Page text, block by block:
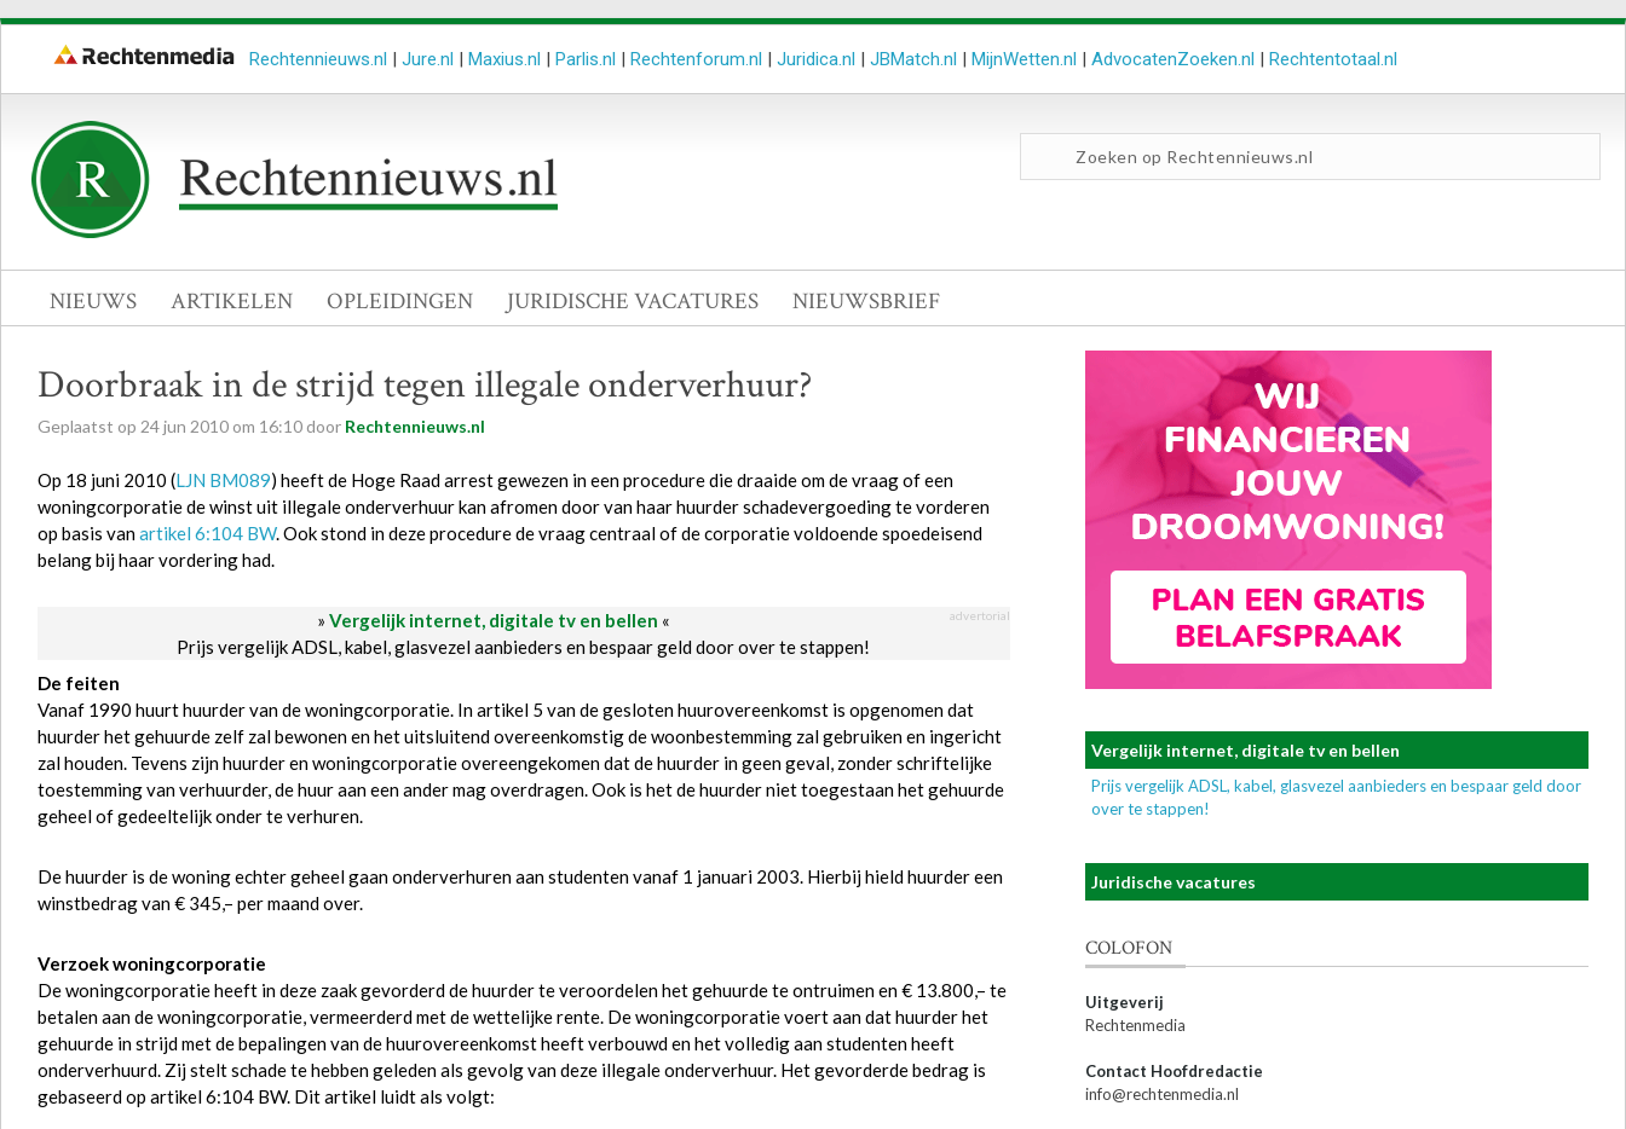
Rechtennieuws.nl | Jure.nl | Maxius.nl | Parlis.nl | Rechtenforum.nl | Juridica.nl | JBMatch.nl | MijnWetten.nl | AdvocatenZoeken.nl | Rechtentotaal.nl
NIEUWS ARTIKELEN OPLEIDINGEN JURIDISCHE VACATURES NIEUWSBRIEF
Doorbraak in de strijd tegen illegale onderverhuur?
Geplaatst op 24jun 2010 om 16:10 door Rechtennieuws.nl
Op 18 juni 2010 (LJN BM089) heeft de Hoge Raad arrest gewezen in een procedure die draaide om de vraag of een
woningcorporatie de winst uit illegale onderverhuur kan afromen door van haar huurder schadevergoeding te vorderen
op basis vanartikel 6:104 BW. Ook stond in deze procedure de vraag centraal of de corporatie voldoende spoedeisend
belang bij haar vordering had.
» Vergelijk internet, digitale tv en bellen « advertorial
Prijs vergelijk ADSL, kabel, glasvezel aanbieders en bespaar geld door over te stappen!
De feiten
Vanaf 1990 huurt huurder van de woningcorporatie. In artikel 5 van de gesloten huurovereenkomst is opgenomen dat
huurder het gehuurde zelf zal bewonen en het uitsluitend overeenkomstig de woonbestemming zal gebruiken en ingericht
zal houden. Tevens zijn huurder en woningcorporatie overeengekomen dat de huurder in geen geval, zonder schriftelijke
toestemming van verhuurder, de huur aan een ander mag overdragen. Ook is het de huurder niet toegestaan het gehuurde
geheel of gedeeltelijk onder te verhuren.
De huurder is de woning echter geheel gaan onderverhuren aan studenten vanaf 1 januari 2003. Hierbij hield huurder een
winstbedrag van € 345,– per maand over.
Verzoek woningcorporatie
De woningcorporatie heeft in deze zaak gevorderd de huurder te veroordelen het gehuurde te ontruimen en € 13.800,– te
betalen aan de woningcorporatie, vermeerderd met de wettelijke rente. De woningcorporatie voert aan dat huurder het
gehuurde in strijd met de bepalingen van de huurovereenkomst heeft verbouwd en het volledig aan studenten heeft
onderverhuurd. Zij stelt schade te hebben geleden als gevolg van deze illegale onderverhuur. Het gevorderde bedrag is
gebaseerd op artikel 6:104 BW. Dit artikel luidt als volgt:
Vergelijk internet, digitale tv en bellen
Prijs vergelijk ADSL, kabel, glasvezel aanbieders en bespaar geld door
over te stappen!
Juridische vacatures
COLOFON
Uitgeverij
Rechtenmedia
Contact Hoofdredactie
info@rechtenmedia.nl